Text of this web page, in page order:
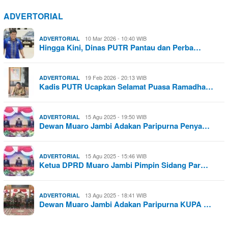
ADVERTORIAL
ADVERTORIAL 10 Mar 2026 - 10:40 WIB
Hingga Kini, Dinas PUTR Pantau dan Perba…
ADVERTORIAL 19 Feb 2026 - 20:13 WIB
Kadis PUTR Ucapkan Selamat Puasa Ramadha…
ADVERTORIAL 15 Agu 2025 - 19:50 WIB
Dewan Muaro Jambi Adakan Paripurna Penya…
ADVERTORIAL 15 Agu 2025 - 15:46 WIB
Ketua DPRD Muaro Jambi Pimpin Sidang Par…
ADVERTORIAL 13 Agu 2025 - 18:41 WIB
Dewan Muaro Jambi Adakan Paripurna KUPA …